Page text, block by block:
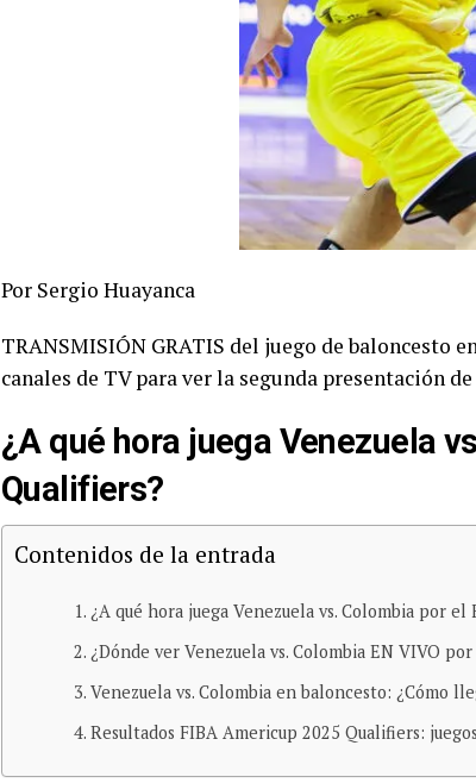
Por Sergio Huayanca
TRANSMISIÓN GRATIS del juego de baloncesto
canales de TV para ver la segunda presentación
¿A qué hora juega Venezuela
Qualifiers?
Contenidos de la entrada
¿A qué hora juega Venezuela vs. Colombia por
¿Dónde ver Venezuela vs. Colombia EN VIVO
Venezuela vs. Colombia en baloncesto: ¿Cómo
Resultados FIBA Americup 2025 Qualifiers: